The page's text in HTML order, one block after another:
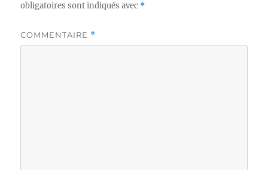
obligatoires sont indiqués avec *
COMMENTAIRE *